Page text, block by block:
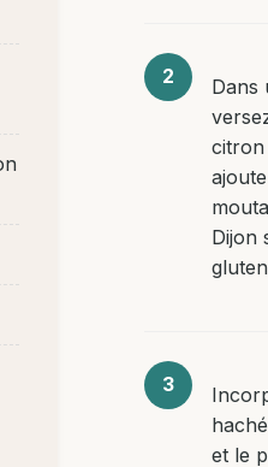
Dans
Dijon
et le